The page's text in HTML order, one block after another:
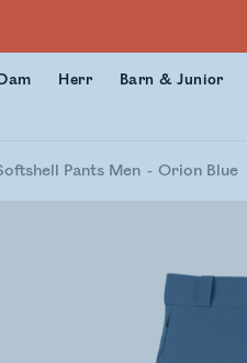
Dam Herr Barn & Junior
Pants Men Orion Blue